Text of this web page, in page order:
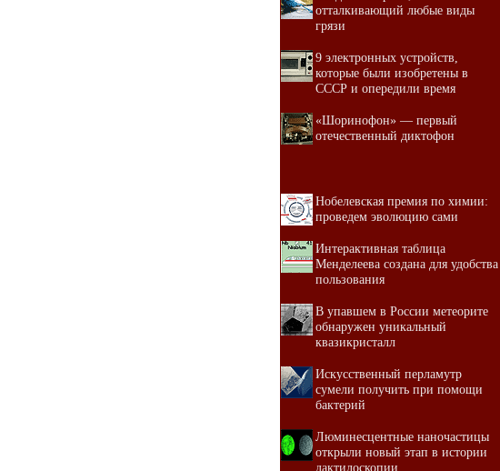
отталкивающий любые виды
грязи
9 электронных устройств,
которые были изобретены в
СССР и опередили время
«Шоринофон» — первый
отечественный диктофон
Нобелевская премия по химии:
проведем эволюцию сами
Интерактивная таблица
Менделеева создана для удобства
пользования
В упавшем в России метеорите
обнаружен уникальный
квазикристалл
Искусственный перламутр
сумели получить при помощи
бактерий
Люминесцентные наночастицы
открыли новый этап в истории
дактилоскопии